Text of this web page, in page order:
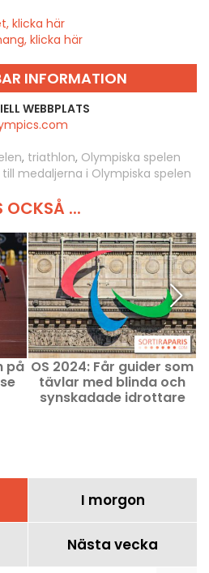
klicka här
klicka här
INFORMATION
WEBBPLATS
, triathlon, Olympiska spelen
till medaljerna i Olympiska spelen
OCKSÅ ...
på OS 2024: Får guider som
tävlar med blinda och
synskadade idrottare
I morgon
Nästa vecka